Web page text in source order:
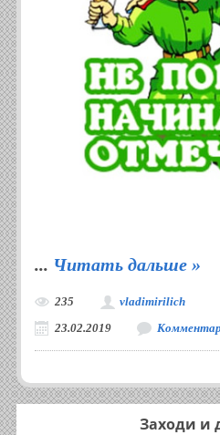
... Читать дальше »
235
vladimirilich
23.02.2019
Заходи и